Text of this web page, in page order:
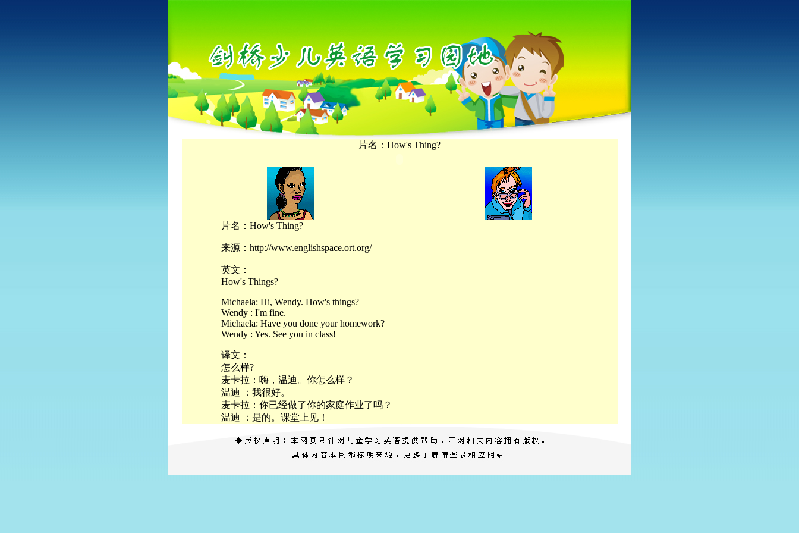
片名：How's Thing?
片名：How's Thing?
来源：http://www.englishspace.ort.org/
英文：
How's Things?
Michaela: Hi, Wendy. How's things?
Wendy : I'm fine.
Michaela: Have you done your homework?
Wendy : Yes. See you in class!
译文：
怎么样?
麦卡拉：嗨，温迪。你怎么样？
温迪 ：我很好。
麦卡拉：你已经做了你的家庭作业了吗？
温迪 ：是的。课堂上见！